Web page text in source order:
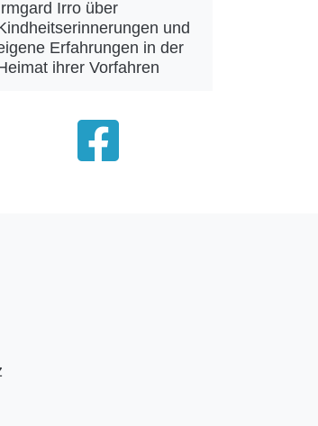
Irro über
und
Erfahrungen in der
ihrer Vorfahren